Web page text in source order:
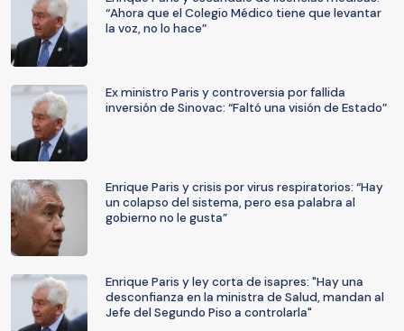
“Ahora que el Colegio Médico tiene que levantar
la voz, no lo hace”
Ex ministro Paris y controversia por fallida
inversión de Sinovac: “Faltó una visión de Estado”
Enrique Paris y crisis por virus respiratorios: “Hay
un colapso del sistema, pero esa palabra al
gobierno no le gusta”
Enrique Paris y ley corta de isapres: "Hay una
desconfianza en la ministra de Salud, mandan al
Jefe del Segundo Piso a controlarla"